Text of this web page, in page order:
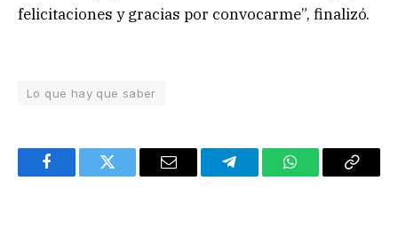
felicitaciones y gracias por convocarme”, finalizó.
Lo que hay que saber
FacebookTwitter Email TelegramWhatsAppCopy